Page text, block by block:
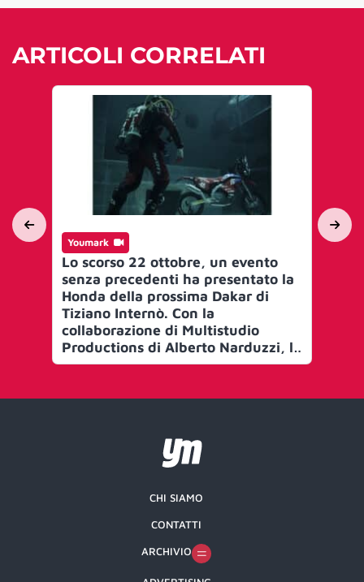
ARTICOLI CORRELATI
Youmark
Lo scorso 22 ottobre, un evento
senza precedenti ha presentato la
Honda della prossima Dakar di
Tiziano Internò. Con la
collaborazione di Multistudio
Productions di Alberto Narduzzi, la
prima immersione subacquea in
CHI SIAMO
CONTATTI
ARCHIVIO